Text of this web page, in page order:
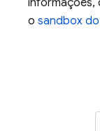
informações,
o sandbox do